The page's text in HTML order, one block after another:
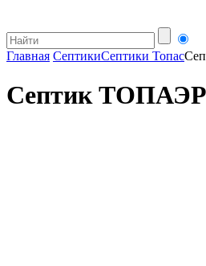
Главная СептикиСептики Топас
Септик